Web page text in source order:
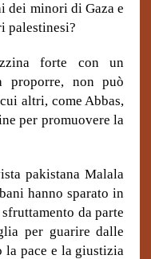
dei minori di Gaza e
palestinesi?
forte con un
proporre, non può
altri, come Abbas,
per promuovere la
pakistana Malala
hanno sparato in
da parte
per guarire dalle
la pace e la giustizia